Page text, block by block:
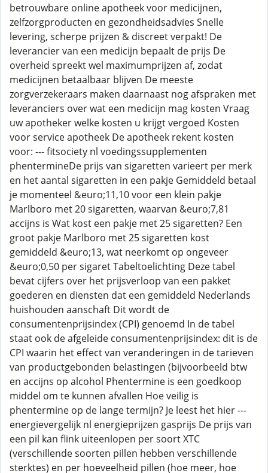
betrouwbare online apotheek voor medicijnen,
zelfzorgproducten en gezondheidsadvies Snelle
levering, scherpe prijzen & discreet verpakt! De
leverancier van een medicijn bepaalt de prijs De
overheid spreekt wel maximumprijzen af, zodat
medicijnen betaalbaar blijven De meeste
zorgverzekeraars maken daarnaast nog afspraken met
leveranciers over wat een medicijn mag kosten Vraag
uw apotheker welke kosten u krijgt vergoed Kosten
voor service apotheek De apotheek rekent kosten
voor: --- fitsociety nl voedingssupplementen
phentermineDe prijs van sigaretten varieert per merk
en het aantal sigaretten in een pakje Gemiddeld betaal
je momenteel &euro;11,10 voor een klein pakje
Marlboro met 20 sigaretten, waarvan &euro;7,81
accijns is Wat kost een pakje met 25 sigaretten? Een
groot pakje Marlboro met 25 sigaretten kost
gemiddeld &euro;13, wat neerkomt op ongeveer
&euro;0,50 per sigaret Tabeltoelichting Deze tabel
bevat cijfers over het prijsverloop van een pakket
goederen en diensten dat een gemiddeld Nederlands
huishouden aanschaft Dit wordt de
consumentenprijsindex (CPI) genoemd In de tabel
staat ook de afgeleide consumentenprijsindex: dit is de
CPI waarin het effect van veranderingen in de tarieven
van productgebonden belastingen (bijvoorbeeld btw
en accijns op alcohol Phentermine is een goedkoop
middel om te kunnen afvallen Hoe veilig is
phentermine op de lange termijn? Je leest het hier ---
energievergelijk nl energieprijzen gasprijs De prijs van
een pil kan flink uiteenlopen per soort XTC
(verschillende soorten pillen hebben verschillende
sterktes) en per hoeveelheid pillen (hoe meer, hoe